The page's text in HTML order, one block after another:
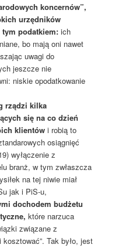
koncernów”,
urzędników
podatkiem:ich
bo mają oni nawet
uwagi do
jeszcze nie
niskie opodatkowanie
rządzi kilka
się na co dzień
klientów i robią to
osiągnięć
wyłączenie z
branż, w tym zwłaszcza
na tej niwie miał
jak i PiS-u,
dochodem budżetu
które narzuca
związane z
Tak było, jest